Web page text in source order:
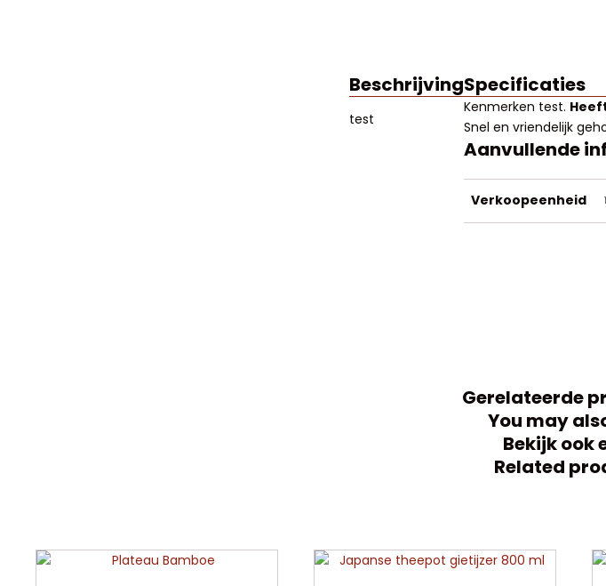
Beschrijving
test
Specificaties
Kenmerken test.
Snel en vriendelijk
Aanvullende
Verkoopeenheid 1
Gerelateerde
You may
Bekijk ook
Related